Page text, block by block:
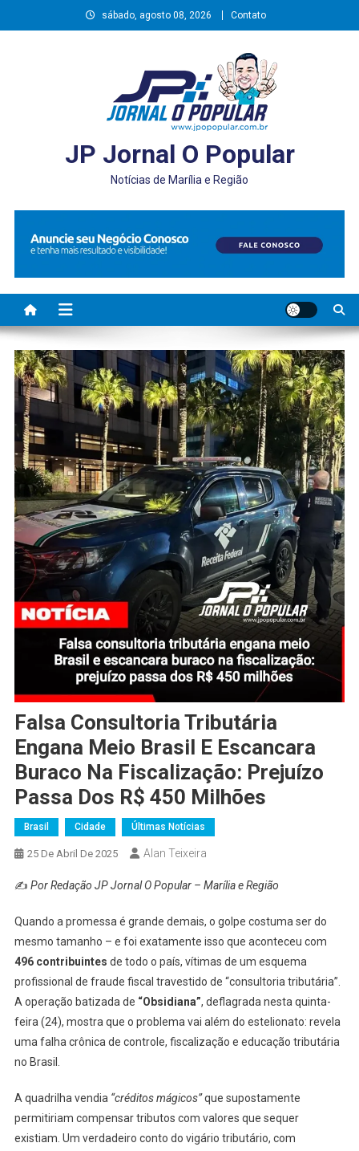
to
sábado, agosto 08, 2026 Contato
JP Jornal O Popular
Notícias de Marília e Região
Falsa Consultoria Tributária
Engana Meio Brasil E Escancara
Buraco Na Fiscalização: Prejuízo
Passa Dos R$ 450 Milhões
Brasil Cidade Últimas Notícias
25 De Abril De 2025 Alan Teixeira
✍️ Por Redação JP Jornal O Popular – Marília e Região
Quando a promessa é grande demais, o golpe costuma ser do
mesmo tamanho – e foi exatamente isso que aconteceu com
496 contribuintes de todo o país, vítimas de um esquema
profissional de fraude fiscal travestido de “consultoria tributária”.
A operação batizada de “Obsidiana”, deflagrada nesta quinta-
feira (24), mostra que o problema vai além do estelionato: revela
uma falha crônica de controle, fiscalização e educação tributária
no Brasil.
A quadrilha vendia “créditos mágicos”que supostamente
permitiriam compensar tributos com valores que sequer
existiam. Um verdadeiro conto do vigário tributário, com